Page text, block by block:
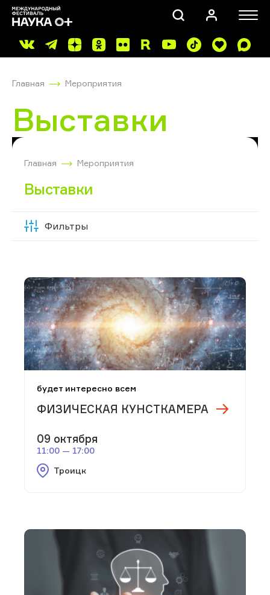
Главная Мероприятия
Выставки
Главная Мероприятия
Выставки
Фильтры
будет интересно всем
ФИЗИЧЕСКАЯ КУНСТКАМЕРА
09 октября
11:00 — 17:00
Троицк